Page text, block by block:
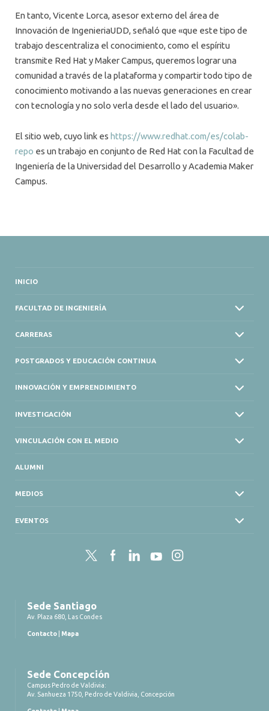
En tanto, Vicente Lorca, asesor externo del área de
Innovación de IngenieriaUDD, señaló que «que este tipo de
trabajo descentraliza el conocimiento, como el espíritu
transmite Red Hat y Maker Campus, queremos lograr una
comunidad a través de la plataforma y compartir todo tipo de
conocimiento motivando a las nuevas generaciones en crear
con tecnología y no solo verla desde el lado del usuario».
El sitio web, cuyo link es https://www.redhat.com/es/colab-
repo es un trabajo en conjunto de Red Hat con la Facultad de
Ingeniería de la Universidad del Desarrollo y Academia Maker
Campus.
INICIO
FACULTAD DE INGENIERÍA
CARRERAS
POSTGRADOS Y EDUCACIÓN CONTINUA
INNOVACIÓN Y EMPRENDIMIENTO
INVESTIGACIÓN
VINCULACIÓN CON EL MEDIO
ALUMNI
MEDIOS
EVENTOS
Twitter FacebookLinkedInYouTubeInstagram
Sede Santiago
Av. Plaza 680, Las Condes
Contacto Mapa
Sede Concepción
Campus Pedro de Valdivia:
Av. Sanhueza 1750, Pedro de Valdivia, Concepción